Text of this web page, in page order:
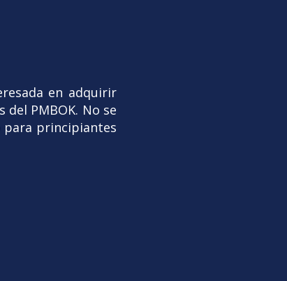
en adquirir
PMBOK. No se
para principiantes